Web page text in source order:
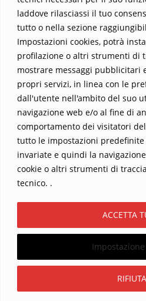
laddove rilasciassi il tuo
tutto o nella sezione
Impostazioni cookies, potrà
profilazione o altri strumenti di
mostrare messaggi pubblicitari
propri servizi, in linea con le
dall'utente nell'ambito del suo
navigazione web e/o al fine di
comportamento dei visitatori
tutto le impostazioni predefinite
invariate e quindi la
cookie o altri strumenti di
tecnico. .
RIFIUTA
ACCETTA
questo viaggio straordinario.
Parola trasformi la tua vita
Home
Sostieni La Buona Parola – dona 5
I viaggi dell’anima
Informativa
Copyright ©2026 La buona
Powered byWordPress &